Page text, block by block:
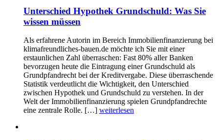
Unterschied Hypothek Grundschuld: Was Sie
wissen müssen
Als erfahrene Autorin im Bereich Immobilienfinanzierung bei
klimafreundliches-bauen.de möchte ich Sie mit einer
erstaunlichen Zahl überraschen: Fast 80% aller Banken
bevorzugen heute die Eintragung einer Grundschuld als
Grundpfandrecht bei der Kreditvergabe. Diese überraschende
Statistik verdeutlicht die Wichtigkeit, den Unterschied
zwischen Hypothek und Grundschuld zu verstehen. In der
Welt der Immobilienfinanzierung spielen Grundpfandrechte
eine zentrale Rolle. […] weiterlesen